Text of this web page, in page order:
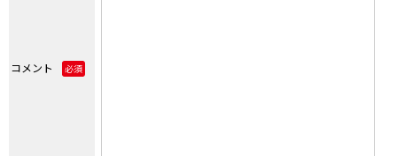
コメント 必須